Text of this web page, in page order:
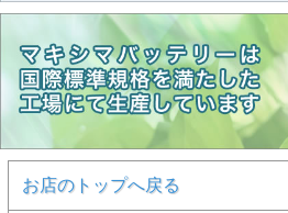
お店のトップへ戻る